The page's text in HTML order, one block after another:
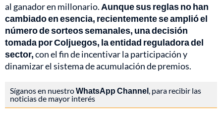
al ganador en millonario. Aunque sus reglas no han
cambiado en esencia, recientemente se amplió el
número de sorteos semanales, una decisión
tomada por Coljuegos, la entidad reguladora del
sector,con el fin de incentivar la participación y
dinamizar el sistema de acumulación de premios.
Síganos en nuestroWhatsApp Channel, para recibir las
noticias de mayor interés